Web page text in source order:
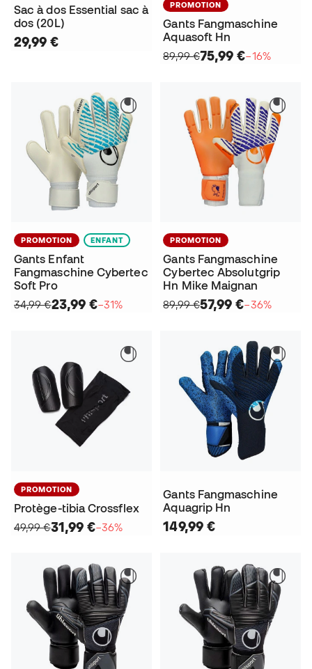
Sac à dos Essential sac à
dos (20L)
29,99 €
PROMOTION
Gants Fangmaschine
Aquasoft Hn
89,99 €75,99 €−16%
PROMOTION ENFANT
Gants Enfant
Fangmaschine Cybertec
Soft Pro
34,99 €23,99 €−31%
PROMOTION
Gants Fangmaschine
Cybertec Absolutgrip
Hn Mike Maignan
89,99 €57,99 €−36%
PROMOTION
Protège-tibia Crossflex
49,99 €31,99 €−36%
Gants Fangmaschine
Aquagrip Hn
149,99 €